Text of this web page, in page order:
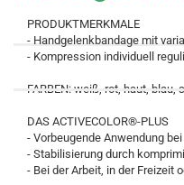
PRODUKTMERKMALE
- Handgelenkbandage mit
- Kompression individuell
FARBEN: weiß, rot, haut, blau,
DAS ACTIVECOLOR®-PLUS
- Vorbeugende Anwendung
- Stabilisierung durch
- Bei der Arbeit, in der Freizeit